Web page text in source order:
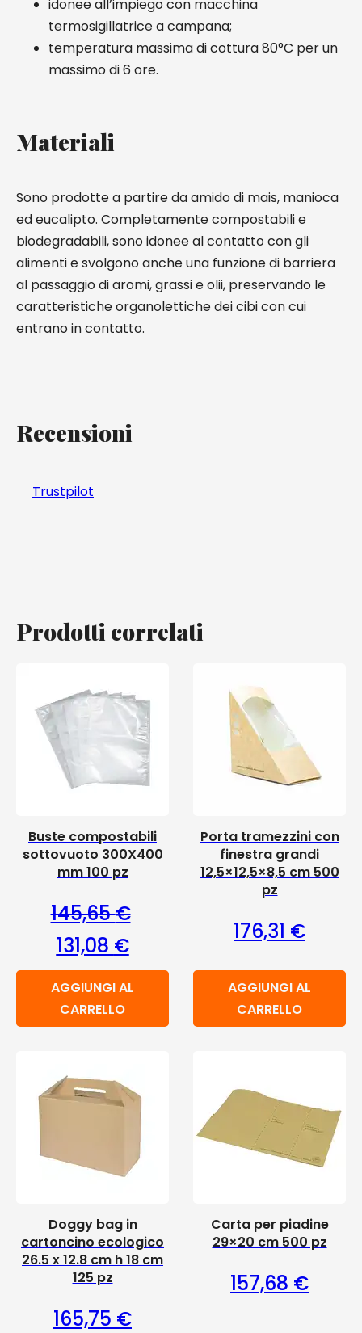
idonee all’impiego con macchina
termosigillatrice a campana;
temperatura massima di cottura 80°C per un
massimo di 6 ore.
Materiali
Sono prodotte a partire da amido di mais, manioca
ed eucalipto. Completamente compostabili e
biodegradabili, sono idonee al contatto con gli
alimenti e svolgono anche una funzione di barriera
al passaggio di aromi, grassi e olii, preservando le
caratteristiche organolettiche dei cibi con cui
entrano in contatto.
Recensioni
Trustpilot
Prodotti correlati
Buste compostabili
sottovuoto 300X400
mm 100 pz
145,65€
Il prezzo originale era: 145,65 €.
131,08 €Il prezzo attuale è: 131,08 €.
AGGIUNGI AL
CARRELLO
Porta tramezzini con
finestra grandi
12,5×12,5×8,5 cm 500
pz
176,31 €
AGGIUNGI AL
CARRELLO
Doggy bag in
cartoncino ecologico
26.5 x 12.8 cm h 18 cm
125 pz
165,75 €
Carta per piadine
29×20 cm 500 pz
157,68 €